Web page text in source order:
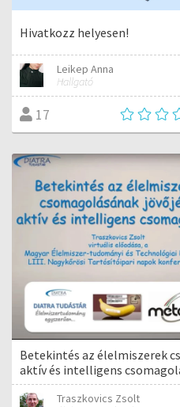
Hivatkozz helyesen!
Leikep Anna
Hallgató
17
Betekintés az élelmiszerek
aktív és intelligens
Traszkovics Zsolt